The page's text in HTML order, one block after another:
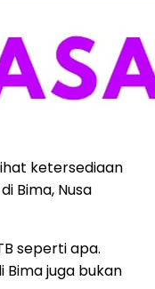
ketersediaan
Bima, Nusa
seperti apa.
juga bukan